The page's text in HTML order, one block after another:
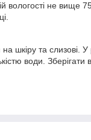
вологості не вище
шкіру та слизові. У
води. Зберігати